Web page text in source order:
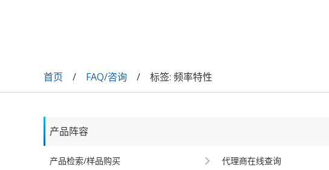
首页 FAQ/咨询 标签: 频率特性
产品阵容
产品检索/样品购买 代理商在线查询